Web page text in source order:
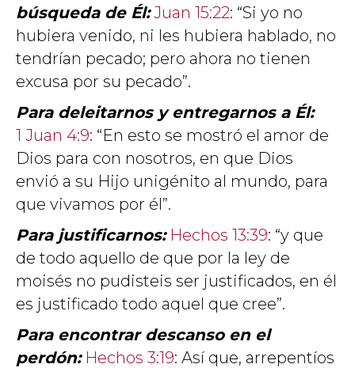
búsqueda de Él: Juan 15:22: “Si yo no
hubiera venido, ni les hubiera hablado, no
tendrían pecado; pero ahora no tienen
excusa por su pecado”.
Para deleitarnos y entregarnos a Él:
1 Juan 4:9: “En esto se mostró el amor de
Dios para con nosotros, en que Dios
envió a su Hijo unigénito al mundo, para
que vivamos por él”.
Para justificarnos: Hechos 13:39: “y que
de todo aquello de que por la ley de
moisés no pudisteis ser justificados, en él
es justificado todo aquel que cree”.
Para encontrar descanso en el
perdón: Hechos 3:19: Así que, arrepentíos